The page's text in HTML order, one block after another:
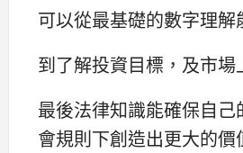
可以從最基礎的數字理解
到了解投資目標，及市場
最後法律知識能確保自
會規則下創造出更大的價